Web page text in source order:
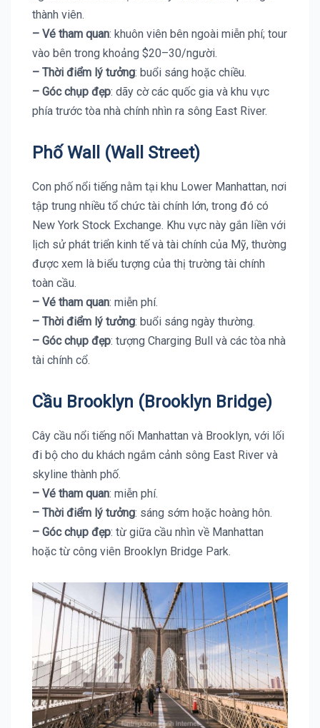
thành viên.
– Vé tham quan: khuôn viên bên ngoài miễn phí; tour
vào bên trong khoảng $20–30/người.
– Thời điểm lý tưởng: buổi sáng hoặc chiều.
– Góc chụp đẹp: dãy cờ các quốc gia và khu vực
phía trước tòa nhà chính nhìn ra sông East River.
Phố Wall (Wall Street)
Con phố nổi tiếng nằm tại khu Lower Manhattan, nơi
tập trung nhiều tổ chức tài chính lớn, trong đó có
New York Stock Exchange. Khu vực này gắn liền với
lịch sử phát triển kinh tế và tài chính của Mỹ, thường
được xem là biểu tượng của thị trường tài chính
toàn cầu.
– Vé tham quan: miễn phí.
– Thời điểm lý tưởng: buổi sáng ngày thường.
– Góc chụp đẹp: tượng Charging Bull và các tòa nhà
tài chính cổ.
Cầu Brooklyn (Brooklyn Bridge)
Cây cầu nổi tiếng nối Manhattan và Brooklyn, với lối
đi bộ cho du khách ngắm cảnh sông East River và
skyline thành phố.
– Vé tham quan: miễn phí.
– Thời điểm lý tưởng: sáng sớm hoặc hoàng hôn.
– Góc chụp đẹp: từ giữa cầu nhìn về Manhattan
hoặc từ công viên Brooklyn Bridge Park.